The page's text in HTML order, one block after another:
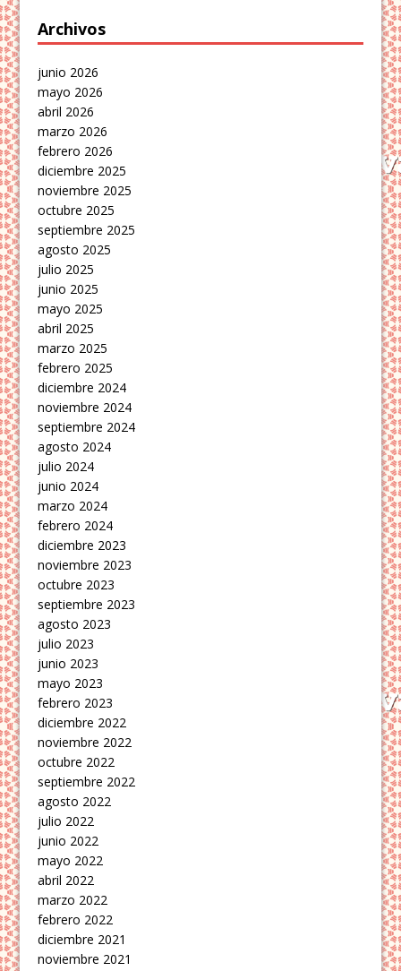
Archivos
junio 2026
mayo 2026
abril 2026
marzo 2026
febrero 2026
diciembre 2025
noviembre 2025
octubre 2025
septiembre 2025
agosto 2025
julio 2025
junio 2025
mayo 2025
abril 2025
marzo 2025
febrero 2025
diciembre 2024
noviembre 2024
septiembre 2024
agosto 2024
julio 2024
junio 2024
marzo 2024
febrero 2024
diciembre 2023
noviembre 2023
octubre 2023
septiembre 2023
agosto 2023
julio 2023
junio 2023
mayo 2023
febrero 2023
diciembre 2022
noviembre 2022
octubre 2022
septiembre 2022
agosto 2022
julio 2022
junio 2022
mayo 2022
abril 2022
marzo 2022
febrero 2022
diciembre 2021
noviembre 2021